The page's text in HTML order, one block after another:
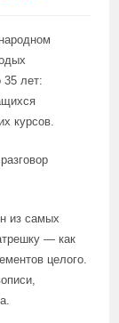
35 лет:
курсов.
из самых
— как
целого.